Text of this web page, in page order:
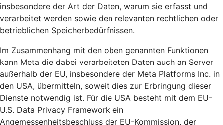
insbesondere der Art der Daten, warum sie erfasst und
verarbeitet werden sowie den relevanten rechtlichen oder
betrieblichen Speicherbedürfnissen.
Im Zusammenhang mit den oben genannten Funktionen
kann Meta die dabei verarbeiteten Daten auch an Server
außerhalb der EU, insbesondere der Meta Platforms Inc. in
den USA, übermitteln, soweit dies zur Erbringung dieser
Dienste notwendig ist. Für die USA besteht mit dem EU-
U.S. Data Privacy Framework ein
Angemessenheitsbeschluss der EU-Kommission, der